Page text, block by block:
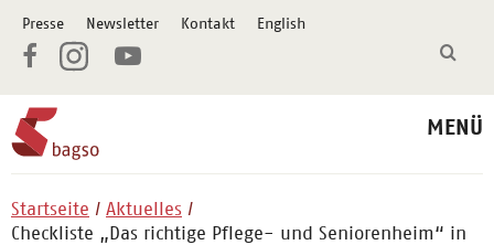
Presse Newsletter Kontakt English
MENÜ
Startseite
Aktuelles
Checkliste „Das richtige Pflege- und Seniorenheim“ in